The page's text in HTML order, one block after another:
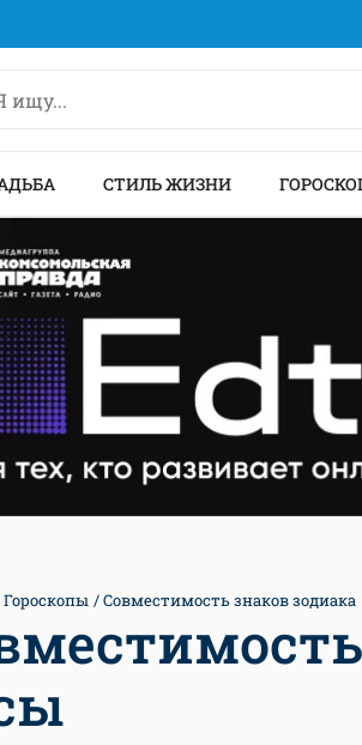
СТИЛЬ ЖИЗНИ
Гороскопы Совместимость знаков зодиака